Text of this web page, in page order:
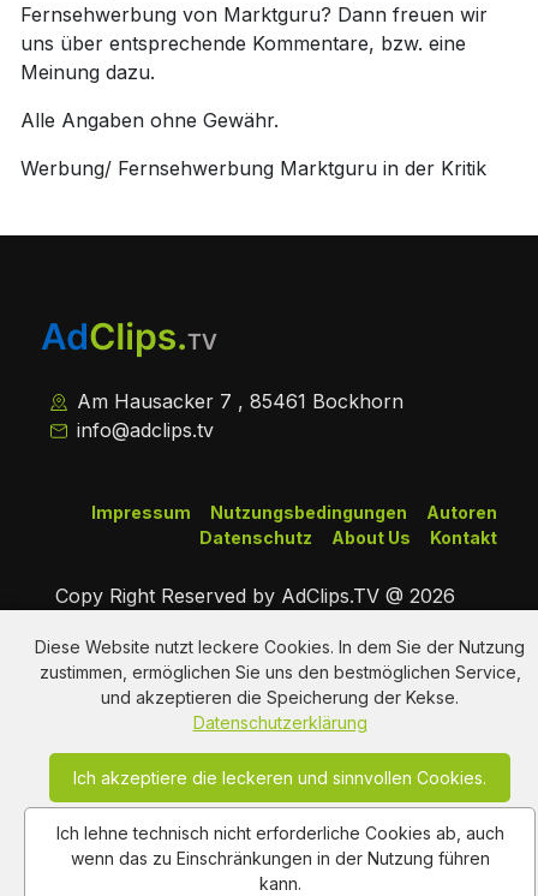
Diese Website nutzt leckere Cookies. In dem Sie der Nutzung
zustimmen, ermöglichen Sie uns den bestmöglichen Service,
und akzeptieren die Speicherung der Kekse.
Datenschutzerklärung
Ich akzeptiere die leckeren und sinnvollen Cookies.
Ich lehne technisch nicht erforderliche Cookies ab, auch
wenn das zu Einschränkungen in der Nutzung führen
kann.
Fernsehwerbung von Marktguru? Dann freuen wir
uns über entsprechende Kommentare, bzw. eine
Meinung dazu.
Alle Angaben ohne Gewähr.
Werbung/ Fernsehwerbung Marktguru in der Kritik
Am Hausacker 7 , 85461 Bockhorn
info@adclips.tv
Autoren
Nutzungsbedingungen
Impressum
Kontakt
About Us
Datenschutz
Copy Right Reserved by AdClips.TV @ 2026